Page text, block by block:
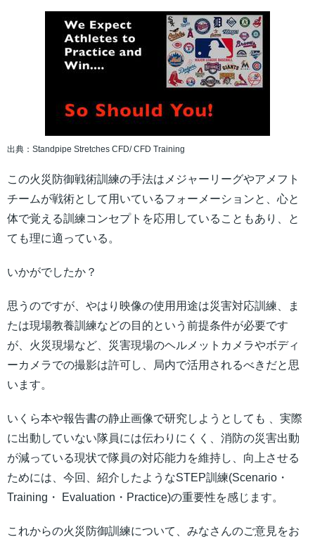
出典：Standpipe Stretches CFD/ CFD Training
この火災防御戦術訓練の手法はメジャーリーグやアメフト
チームが戦術として用いているフォーメーションと、心と
体で覚える訓練コンセプトを応用していることもあり、と
ても理に適っている。
いかがでしたか？
思うのですが、やはり映像の使用用途は災害対応訓練、ま
たは現場教養訓練などの目的という前提条件が必要です
が、火災現場など、災害現場のヘルメットカメラやボディ
ーカメラでの撮影は許可し、局内で活用されるべきだと思
います。
いくら本や報告書の静止画像で研究しようとしても 、実際
に出動していない隊員には伝わりにくく、消防の災害出動
が減っている現状で隊員の対応能力を維持し、向上させる
ためには、今回、紹介したようなSTEP訓練(Scenario・
Training・ Evaluation・Practice)の重要性を感じます。
これからの火災防御訓練について、みなさんのご意見をお